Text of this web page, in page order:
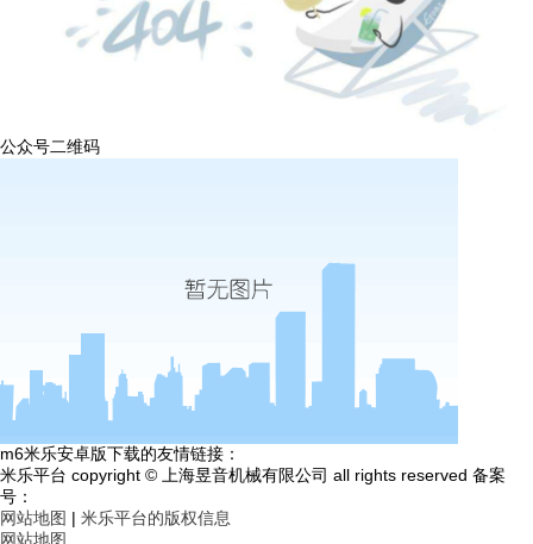
公众号二维码
m6米乐安卓版下载的友情链接：
米乐平台 copyright © 上海昱音机械有限公司 all rights reserved 备案
号：
网站地图 | 米乐平台的版权信息
网站地图